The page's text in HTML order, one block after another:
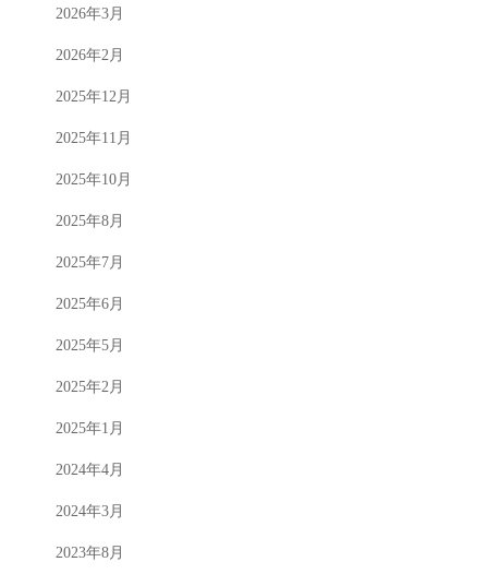
2026年3月
2026年2月
2025年12月
2025年11月
2025年10月
2025年8月
2025年7月
2025年6月
2025年5月
2025年2月
2025年1月
2024年4月
2024年3月
2023年8月